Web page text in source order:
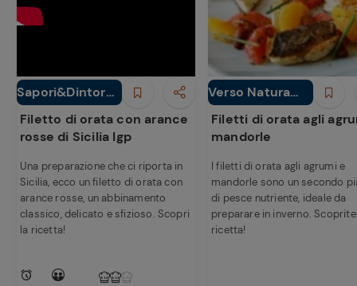
Sapori&Dintorni
Conad
Secondi piatti
Filetto di orata con arance
rosse di Sicilia Igp
Una preparazione che ci riporta in
Sicilia, ecco un filetto di orata con
arance rosse, un abbinamento
classico, delicato e sfizioso. Scopri
la ricetta!
Verso Natura
Bio Conad
Secondi piatti
Filetti di orata agli
mandorle
I filetti di orata agli agrumi e
mandorle sono un secondo
di pesce nutriente, ideale da
preparare in inverno.
ricetta!